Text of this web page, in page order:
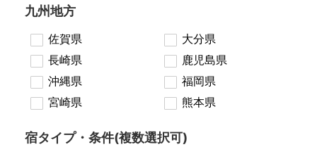
九州地方
佐賀県
大分県
長崎県
鹿児島県
沖縄県
福岡県
宮崎県
熊本県
宿タイプ・条件(複数選択可)